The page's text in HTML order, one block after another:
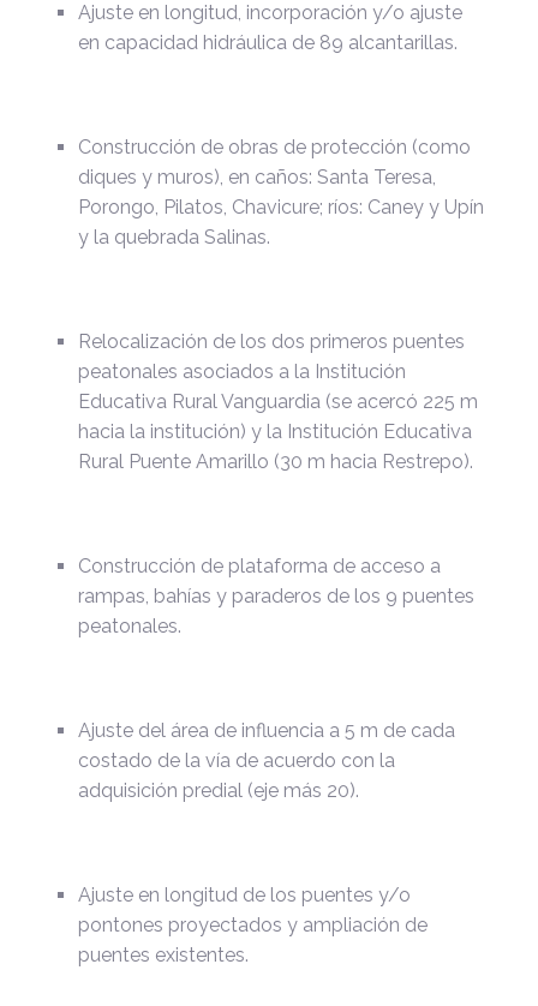
Ajuste en longitud, incorporación y/o ajuste
en capacidad hidráulica de 89 alcantarillas.
Construcción de obras de protección (como
diques y muros), en caños: Santa Teresa,
Porongo, Pilatos, Chavicure; ríos: Caney y Upín
y la quebrada Salinas.
Relocalización de los dos primeros puentes
peatonales asociados a la Institución
Educativa Rural Vanguardia (se acercó 225 m
hacia la institución) y la Institución Educativa
Rural Puente Amarillo (30 m hacia Restrepo).
Construcción de plataforma de acceso a
rampas, bahías y paraderos de los 9 puentes
peatonales.
Ajuste del área de influencia a 5 m de cada
costado de la vía de acuerdo con la
adquisición predial (eje más 20).
Ajuste en longitud de los puentes y/o
pontones proyectados y ampliación de
puentes existentes.